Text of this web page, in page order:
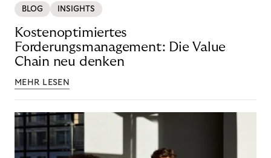
BLOG INSIGHTS
Kostenoptimiertes
Forderungsmanagement: Die Value
Chain neu denken
MEHR LESEN